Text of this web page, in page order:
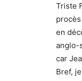
Triste
en
anglo-
car
Bref,